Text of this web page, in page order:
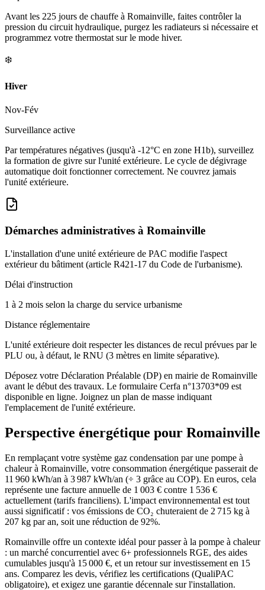
Avant les 225 jours de chauffe à Romainville, faites contrôler la
pression du circuit hydraulique, purgez les radiateurs si nécessaire et
programmez votre thermostat sur le mode hiver.
❄️
Hiver
Nov-Fév
Surveillance active
Par températures négatives (jusqu'à -12°C en zone H1b), surveillez
la formation de givre sur l'unité extérieure. Le cycle de dégivrage
automatique doit fonctionner correctement. Ne couvrez jamais
l'unité extérieure.
Démarches administratives à Romainville
L'installation d'une unité extérieure de PAC modifie l'aspect
extérieur du bâtiment (article R421-17 du Code de l'urbanisme).
Délai d'instruction
1 à 2 mois selon la charge du service urbanisme
Distance réglementaire
L'unité extérieure doit respecter les distances de recul prévues par le
PLU ou, à défaut, le RNU (3 mètres en limite séparative).
Déposez votre Déclaration Préalable (DP) en mairie de Romainville
avant le début des travaux. Le formulaire Cerfa n°13703*09 est
disponible en ligne. Joignez un plan de masse indiquant
l'emplacement de l'unité extérieure.
Perspective énergétique pour Romainville
En remplaçant votre système gaz condensation par une pompe à
chaleur à Romainville, votre consommation énergétique passerait de
11 960 kWh/an à 3 987 kWh/an (÷ 3 grâce au COP). En euros, cela
représente une facture annuelle de 1 003 € contre 1 536 €
actuellement (tarifs franciliens). L'impact environnemental est tout
aussi significatif : vos émissions de CO₂ chuteraient de 2 715 kg à
207 kg par an, soit une réduction de 92%.
Romainville offre un contexte idéal pour passer à la pompe à chaleur
: un marché concurrentiel avec 6+ professionnels RGE, des aides
cumulables jusqu'à 15 000 €, et un retour sur investissement en 15
ans. Comparez les devis, vérifiez les certifications (QualiPAC
obligatoire), et exigez une garantie décennale sur l'installation.